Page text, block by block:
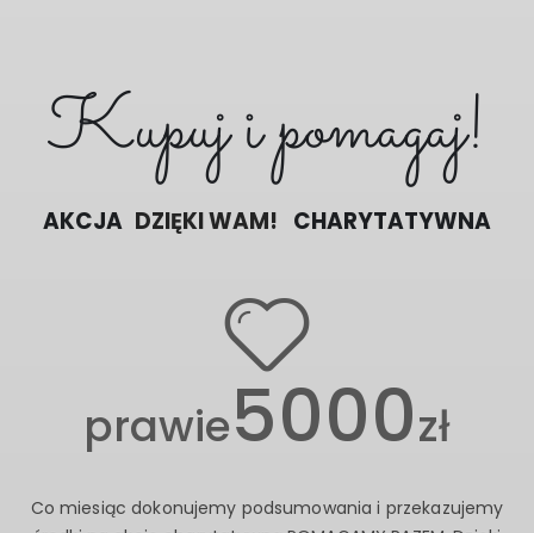
Kupuj i pomagaj!
AKCJA DZIĘKI WAM! CHARYTATYWNA
prawie5000zł
Co miesiąc dokonujemy podsumowania i przekazujemy